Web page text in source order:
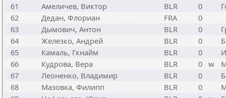
61
Амеличев, Виктор BLR 0
62
Дедан, Флориан FRA
0
63
Дымович, Антон BLR 0
64
Железко, Андрей BLR 0
65
Камаль, Гкнайм BLR 0
66
Кудрова, Вера BLR 0 w
67
Леоненко, Владимир BLR 0
68
Мазовка, Филипп BLR 0